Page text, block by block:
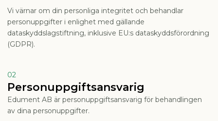
Vi värnar om din personliga integritet och behandlar
personuppgifter i enlighet med gällande
dataskyddslagstiftning, inklusive EU:s dataskyddsförordning
(GDPR).
02
Personuppgiftsansvarig
Edument AB är personuppgiftsansvarig för behandlingen
av dina personuppgifter.